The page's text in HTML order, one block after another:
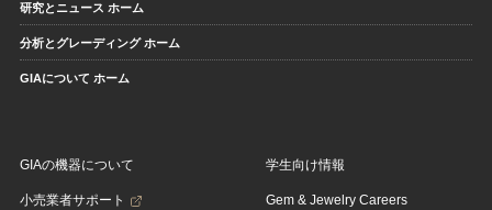
研究とニュース ホーム
分析とグレーディング ホーム
GIAについて ホーム
GIAの機器について
小売業者サポート
学生向け情報
Gem & Jewelry Careers